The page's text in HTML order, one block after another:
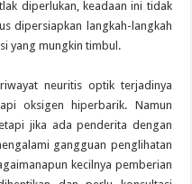
diperlukan, keadaan ini tidak
dipersiapkan langkah-langkah
yang mungkin timbul.
neuritis optik terjadinya
oksigen hiperbarik. Namun
jika ada penderita dengan
gangguan penglihatan
kecilnya pemberian